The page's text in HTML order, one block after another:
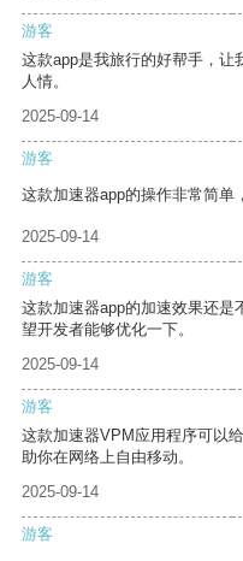
游客
这款app是我旅行的好帮手，让
人情。
2025-09-14
游客
这款加速器app的操作非常简单
2025-09-14
游客
这款加速器app的加速效果还是
望开发者能够优化一下。
2025-09-14
游客
这款加速器VPM应用程序可以
助你在网络上自由移动。
2025-09-14
游客